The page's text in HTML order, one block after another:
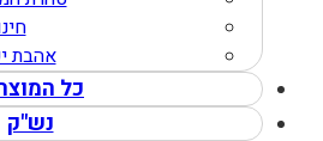
אהבת
כל
נש"ק